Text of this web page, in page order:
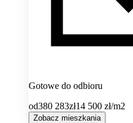
Gotowe do odbioru
od380 283zł14 500 zł/m2
Zobacz mieszkania